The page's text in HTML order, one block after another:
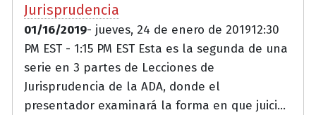
Jurisprudencia
01/16/2019- jueves, 24 de enero de 201912:30
PM EST - 1:15 PM EST Esta es la segunda de una
serie en 3 partes de Lecciones de
Jurisprudencia de la ADA, donde el
presentador examinará la forma en que juici...